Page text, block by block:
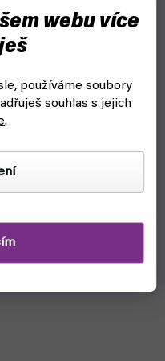
webu více
používáme soubory
souhlas s jejich
.
barev a pastelek